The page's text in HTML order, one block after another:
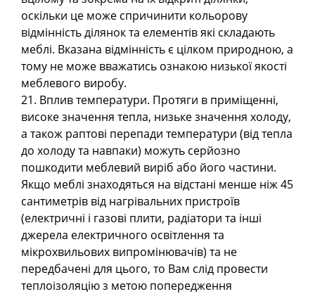
оскільки це може спричинити кольорову
відмінність ділянок та елементів які складають
меблі. Вказана відмінність є цілком природною, а
тому не може вважатись ознакою низької якості
меблевого виробу.
21. Вплив температури. Протяги в приміщенні,
високе значення тепла, низьке значення холоду,
а також раптові перепади температури (від тепла
до холоду та навпаки) можуть серйозно
пошкодити меблевий виріб або його частини.
Якщо меблі знаходяться на відстані менше ніж 45
сантиметрів від нагрівальних пристроїв
(електричні і газові плити, радіатори та інші
джерела електричного освітлення та
мікрохвильових випромінювачів) та не
передбачені для цього, то Вам слід провести
теплоізоляцію з метою попередження